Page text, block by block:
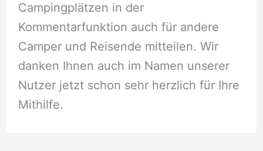
Campingplätzen in der
Kommentarfunktion auch für andere
Camper und Reisende mitteilen. Wir
danken Ihnen auch im Namen unserer
Nutzer jetzt schon sehr herzlich für Ihre
Mithilfe.